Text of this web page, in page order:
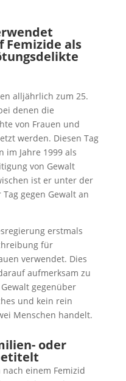
Femizide als
alljährlich zum 25.
denen die
von Frauen und
werden. Diesen Tag
im Jahre 1999 als
von Gewalt
ist er unter der
gegen Gewalt an
erstmals
für
verwendet. Dies
aufmerksam zu
gegenüber
und kein rein
Menschen handelt.
oder
einem Femizid